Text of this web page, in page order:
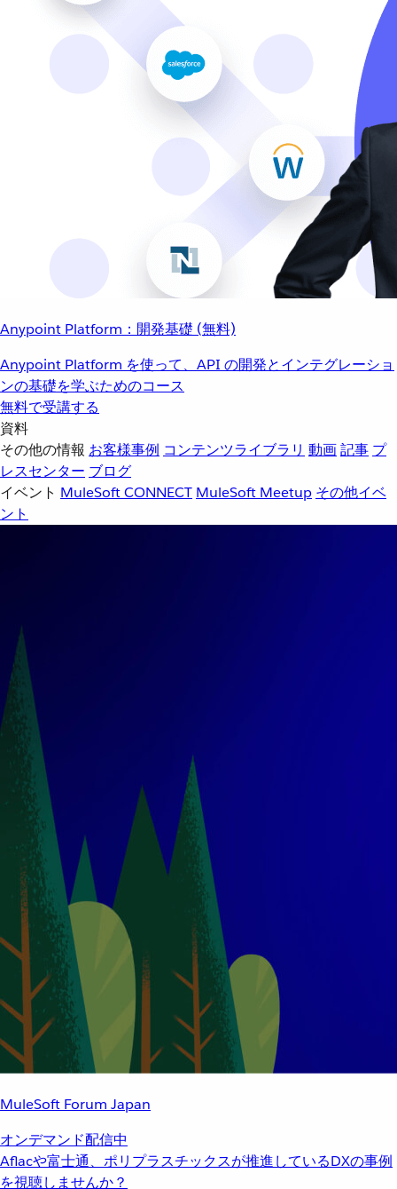
Anypoint Platform：開発基礎 (無料)
Anypoint Platform を使って、API の開発とインテグレーショ
ンの基礎を学ぶためのコース
無料で受講する
資料
その他の情報 お客様事例 コンテンツライブラリ 動画記事 プ
レスセンター ブログ
イベント MuleSoft CONNECT MuleSoft Meetup その他イベ
ント
MuleSoft Forum Japan
オンデマンド配信中
Aflacや富士通、ポリプラスチックスが推進しているDXの事例
を視聴しませんか？